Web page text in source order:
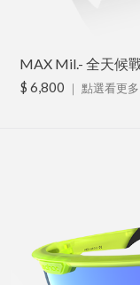
MAX Mil.- 全天候
$ 6,800 ｜ 點選看更多